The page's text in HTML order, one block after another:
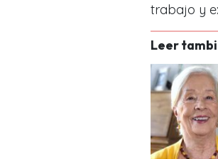
trabajo y
Leer